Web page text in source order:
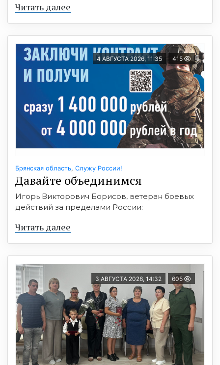
Читать далее
4 АВГУСТА 2026, 11:35 415
Брянская область, Служу России!
Давайте объединимся
Игорь Викторович Борисов, ветеран боевых
действий за пределами России:
Читать далее
3 АВГУСТА 2026, 14:32 605